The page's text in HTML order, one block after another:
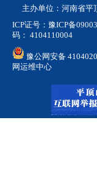
主办单位：河南省平
ICP证号：豫ICP备
码： 4104110004
豫公网安备
网运维中心